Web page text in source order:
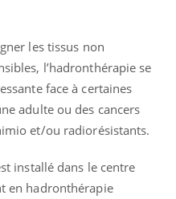
les tissus non
l’hadronthérapie se
face à certaines
adulte ou des cancers
et/ou radiorésistants.
installé dans le centre
en hadronthérapie